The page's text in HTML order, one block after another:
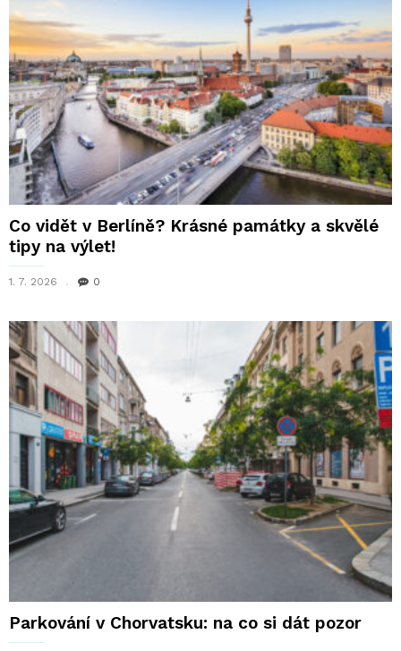
Co vidět v Berlíně? Krásné památky a skvělé
tipy na výlet!
1. 7. 2026 0
Parkování v Chorvatsku: na co si dát pozor